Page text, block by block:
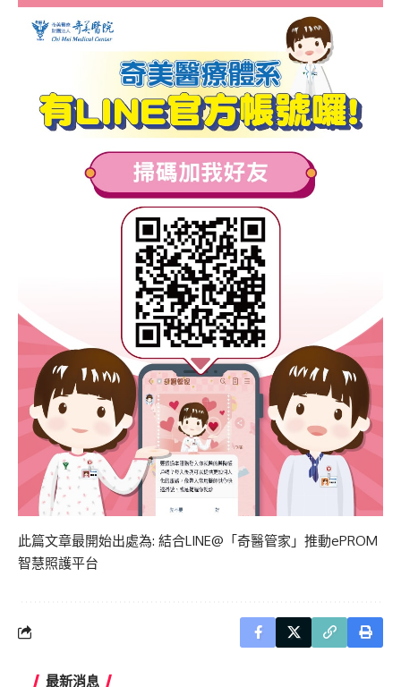
此篇文章最開始出處為: 結合LINE@「奇醫管家」推動ePROM
智慧照護平台
最新消息